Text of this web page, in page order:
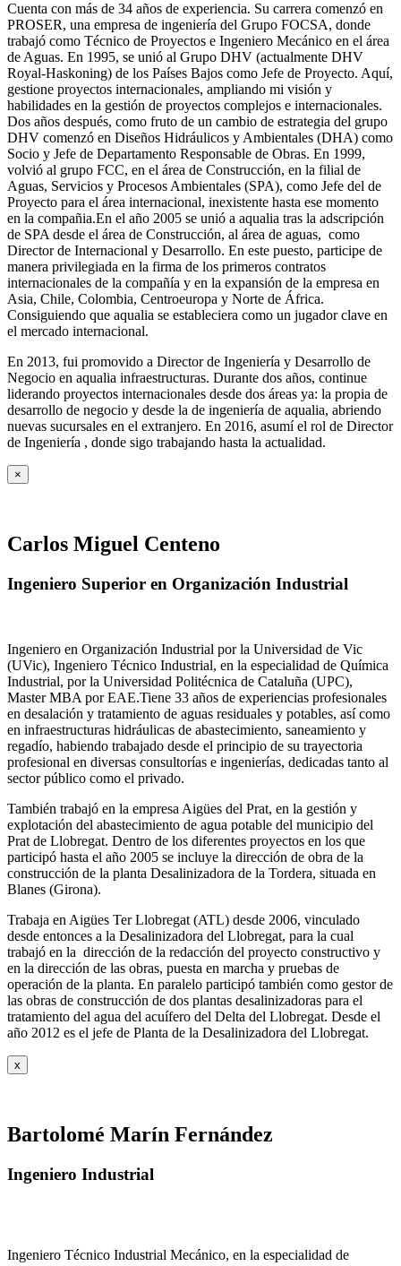
Cuenta con más de 34 años de experiencia. Su carrera comenzó en
PROSER, una empresa de ingeniería del Grupo FOCSA, donde
trabajó como Técnico de Proyectos e Ingeniero Mecánico en el área
de Aguas. En 1995, se unió al Grupo DHV (actualmente DHV
Royal-Haskoning) de los Países Bajos como Jefe de Proyecto. Aquí,
gestione proyectos internacionales, ampliando mi visión y
habilidades en la gestión de proyectos complejos e internacionales.
Dos años después, como fruto de un cambio de estrategia del grupo
DHV comenzó en Diseños Hidráulicos y Ambientales (DHA) como
Socio y Jefe de Departamento Responsable de Obras. En 1999,
volvió al grupo FCC, en el área de Construcción, en la filial de
Aguas, Servicios y Procesos Ambientales (SPA), como Jefe del de
Proyecto para el área internacional, inexistente hasta ese momento
en la compañia.En el año 2005 se unió a aqualia tras la adscripción
de SPA desde el área de Construcción, al área de aguas, como
Director de Internacional y Desarrollo. En este puesto, participe de
manera privilegiada en la firma de los primeros contratos
internacionales de la compañía y en la expansión de la empresa en
Asia, Chile, Colombia, Centroeuropa y Norte de África.
Consiguiendo que aqualia se estableciera como un jugador clave en
el mercado internacional.
En 2013, fui promovido a Director de Ingeniería y Desarrollo de
Negocio en aqualia infraestructuras. Durante dos años, continue
liderando proyectos internacionales desde dos áreas ya: la propia de
desarrollo de negocio y desde la de ingeniería de aqualia, abriendo
nuevas sucursales en el extranjero. En 2016, asumí el rol de Director
de Ingeniería , donde sigo trabajando hasta la actualidad.
×
Carlos Miguel Centeno
Ingeniero Superior en Organización Industrial
Ingeniero en Organización Industrial por la Universidad de Vic
(UVic), Ingeniero Técnico Industrial, en la especialidad de Química
Industrial, por la Universidad Politécnica de Cataluña (UPC),
Master MBA por EAE.Tiene 33 años de experiencias profesionales
en desalación y tratamiento de aguas residuales y potables, así como
en infraestructuras hidráulicas de abastecimiento, saneamiento y
regadío, habiendo trabajado desde el principio de su trayectoria
profesional en diversas consultorías e ingenierías, dedicadas tanto al
sector público como el privado.
También trabajó en la empresa Aigües del Prat, en la gestión y
explotación del abastecimiento de agua potable del municipio del
Prat de Llobregat. Dentro de los diferentes proyectos en los que
participó hasta el año 2005 se incluye la dirección de obra de la
construcción de la planta Desalinizadora de la Tordera, situada en
Blanes (Girona).
Trabaja en Aigües Ter Llobregat (ATL) desde 2006, vinculado
desde entonces a la Desalinizadora del Llobregat, para la cual
trabajó en la dirección de la redacción del proyecto constructivo y
en la dirección de las obras, puesta en marcha y pruebas de
operación de la planta. En paralelo participó también como gestor de
las obras de construcción de dos plantas desalinizadoras para el
tratamiento del agua del acuífero del Delta del Llobregat. Desde el
año 2012 es el jefe de Planta de la Desalinizadora del Llobregat.
x
Bartolomé Marín Fernández
Ingeniero Industrial
Ingeniero Técnico Industrial Mecánico, en la especialidad de